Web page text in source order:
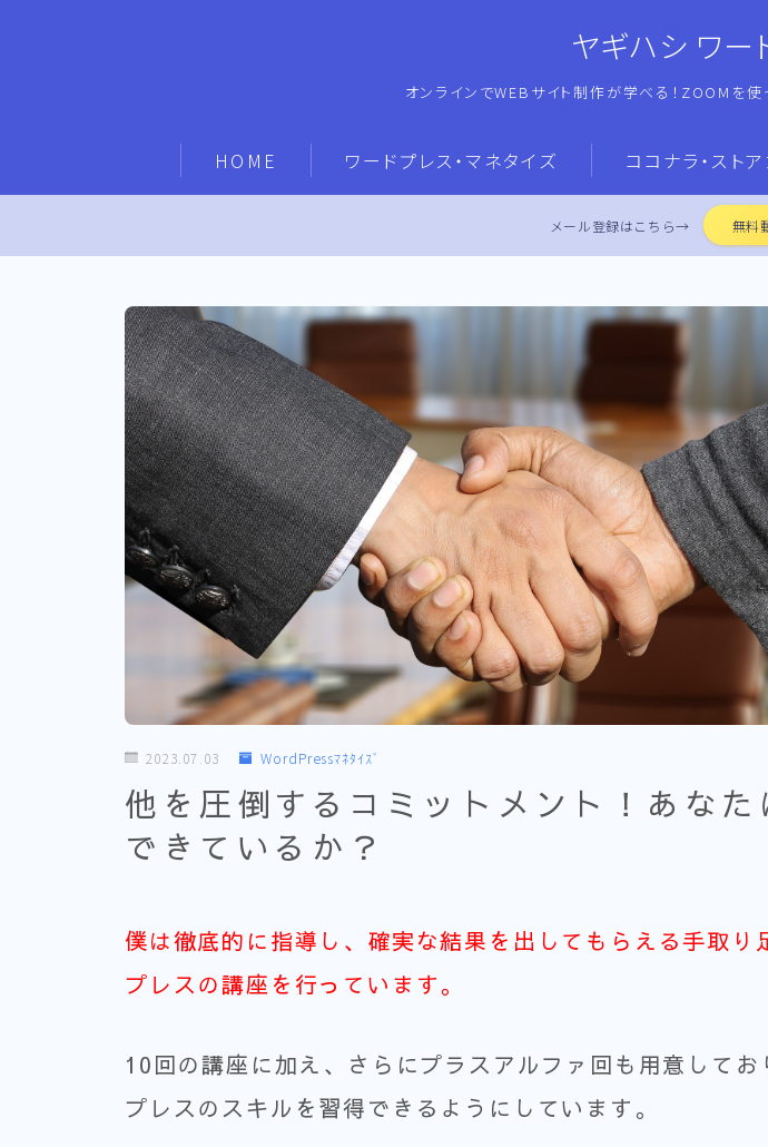
ヤギハシ ワー
オンラインでWEBサイト制作が学べる！ZOOMを
HOME ワードプレス・マネタイズ ココナラ・スト
メール登録はこちら→ 無料
2023.07.03 WordPressﾏﾈﾀｲｽﾞ
他を圧倒するコミットメント！あなた
できているか？
僕は徹底的に指導し、確実な結果を出してもらえる手取り
プレスの講座を行っています。
10回の講座に加え、さらにプラスアルファ回も用意してお
プレスのスキルを習得できるようにしています。